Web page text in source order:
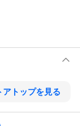
アトップを見る